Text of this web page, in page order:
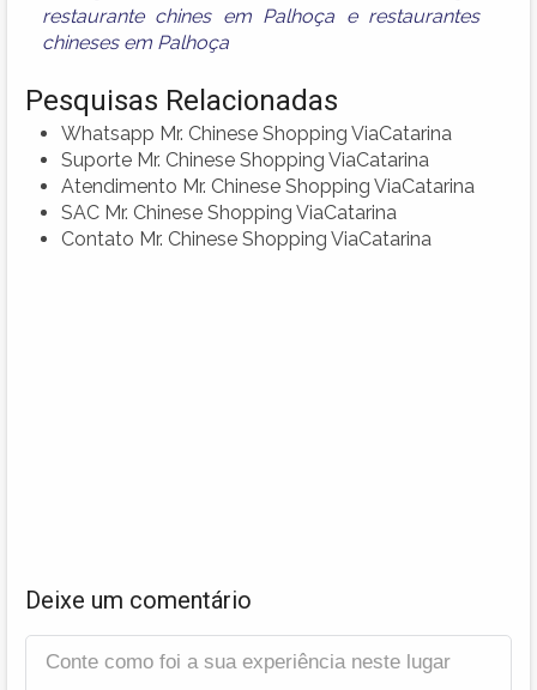
restaurante chines em Palhoça e restaurantes
chineses em Palhoça
Pesquisas Relacionadas
Whatsapp Mr. Chinese Shopping ViaCatarina
Suporte Mr. Chinese Shopping ViaCatarina
Atendimento Mr. Chinese Shopping ViaCatarina
SAC Mr. Chinese Shopping ViaCatarina
Contato Mr. Chinese Shopping ViaCatarina
Deixe um comentário